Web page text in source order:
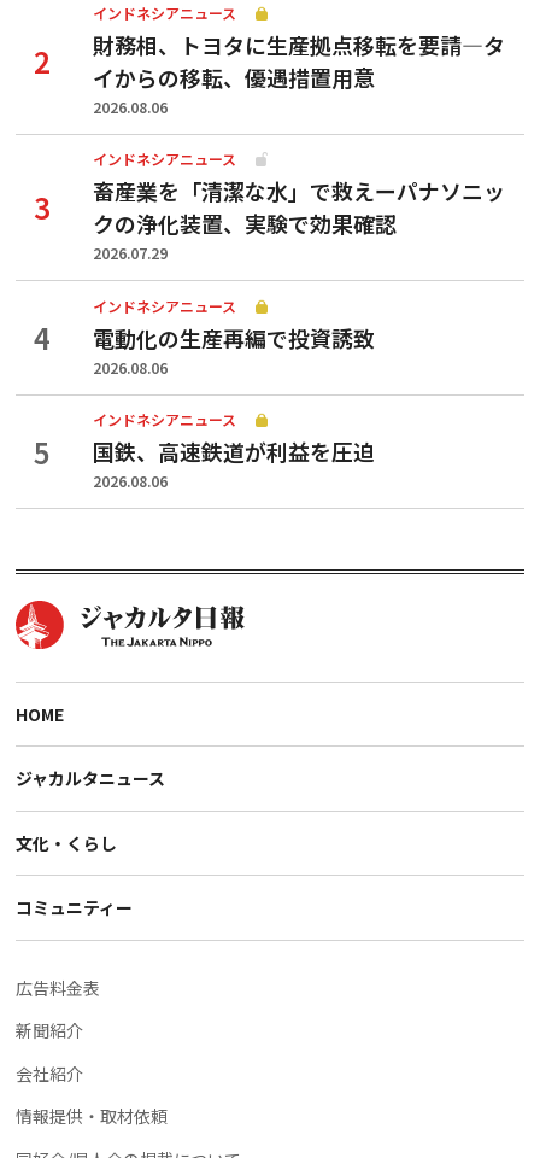
インドネシアニュース
財務相、トヨタに生産拠点移転を要請—タ
イからの移転、優遇措置用意
2026.08.06
インドネシアニュース
畜産業を「清潔な水」で救えーパナソニッ
クの浄化装置、実験で効果確認
2026.07.29
インドネシアニュース
電動化の生産再編で投資誘致
2026.08.06
インドネシアニュース
国鉄、高速鉄道が利益を圧迫
2026.08.06
HOME
ジャカルタニュース
文化・くらし
コミュニティー
広告料金表
新聞紹介
会社紹介
情報提供・取材依頼